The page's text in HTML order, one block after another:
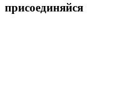
присоединяйся